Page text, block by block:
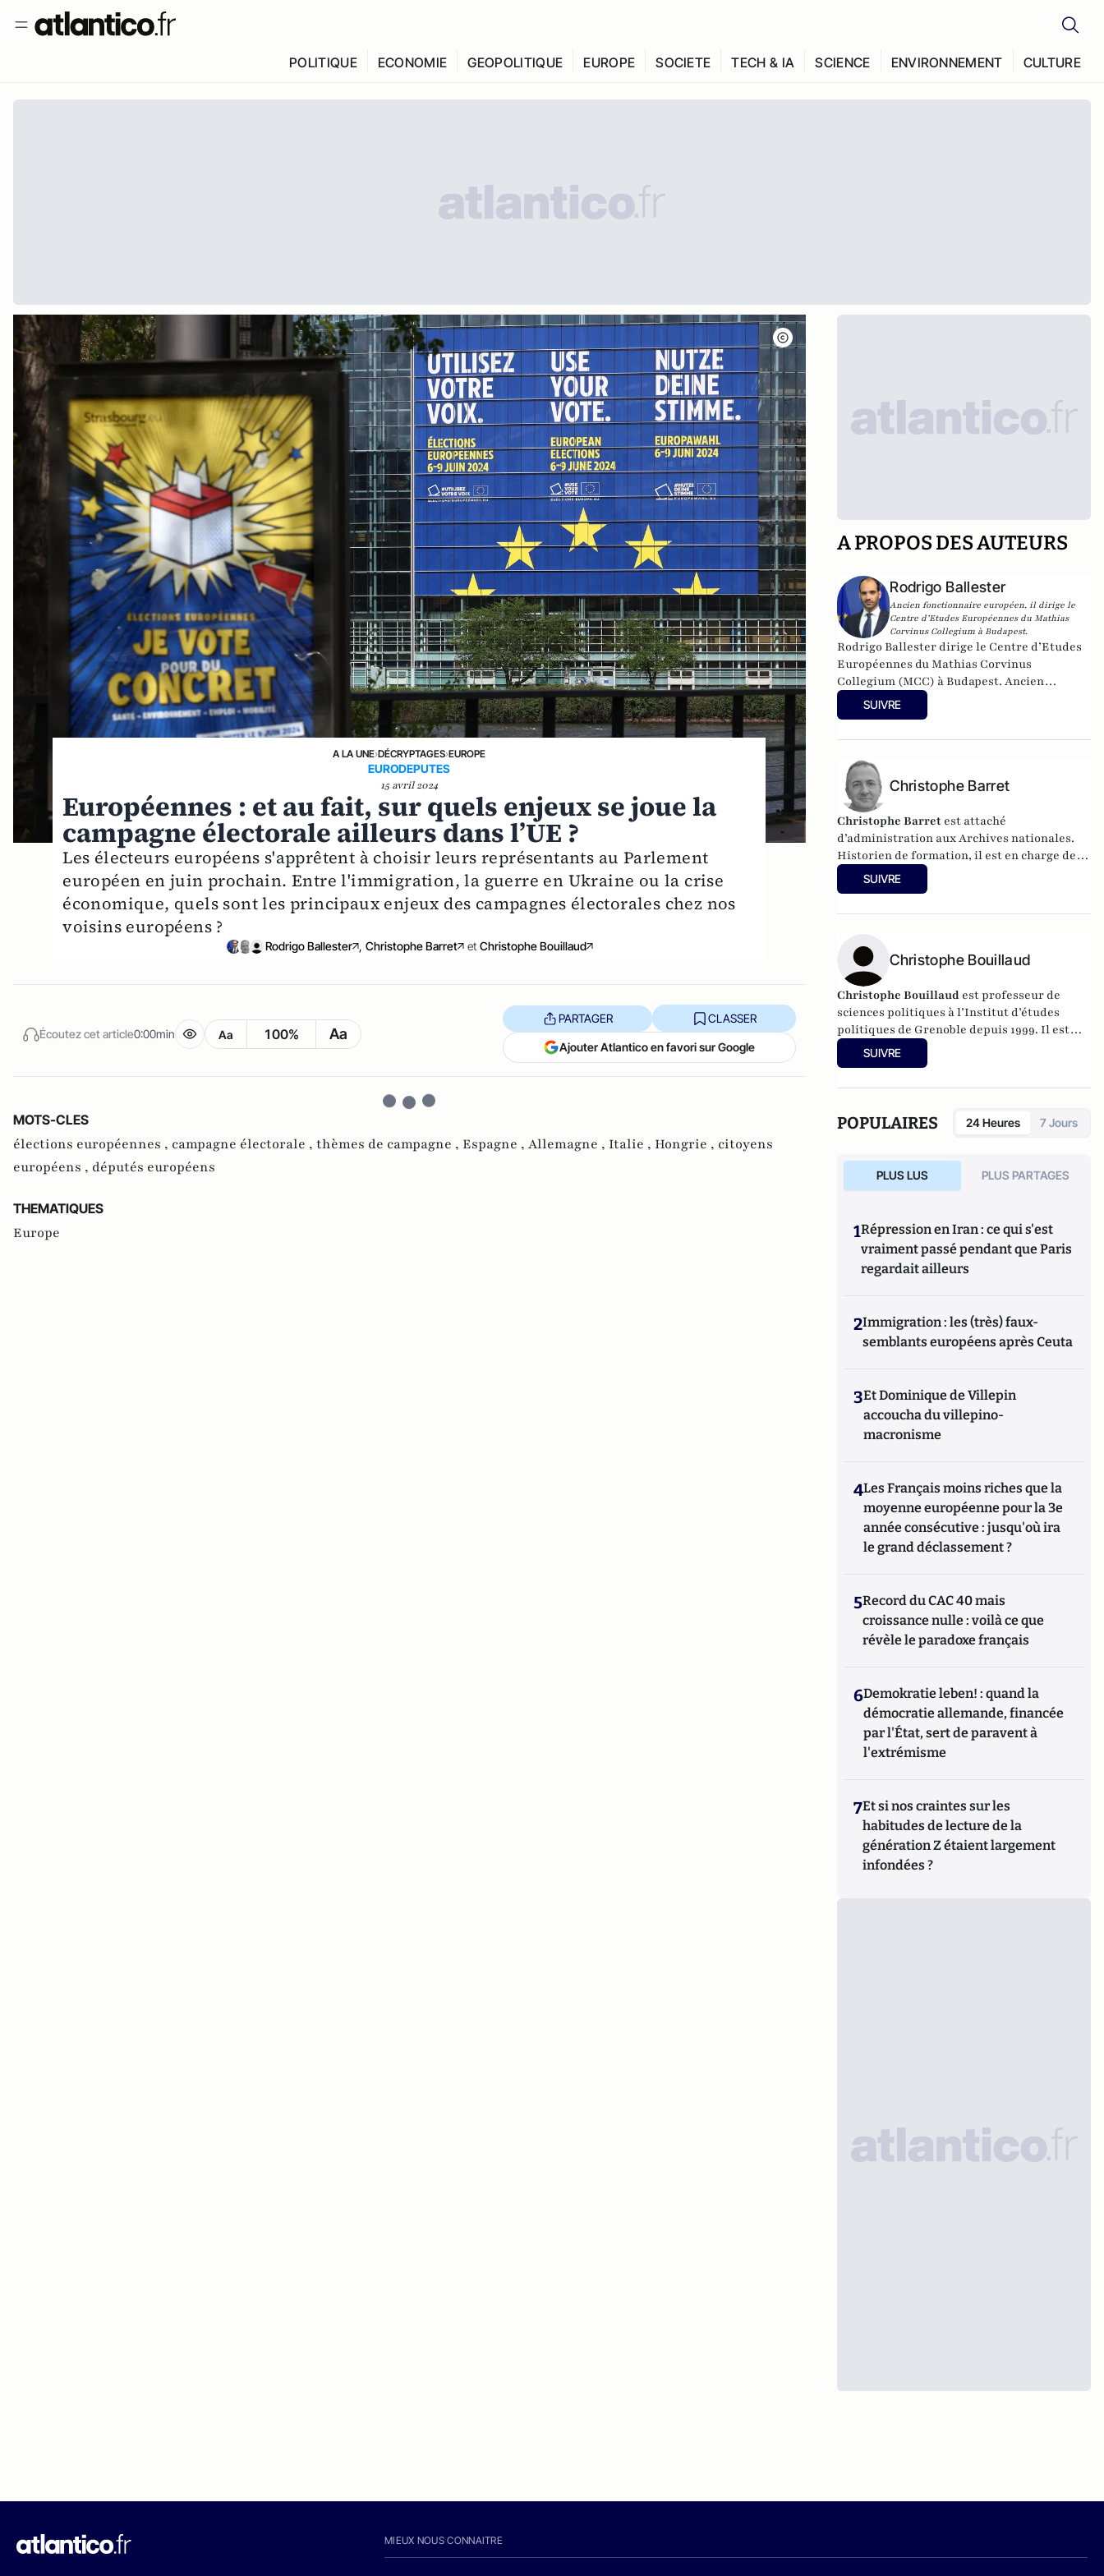
POLITIQUE ECONOMIE GEOPOLITIQUE EUROPE SOCIETE TECH & IA SCIENCE ENVIRONNEMENT CULTURE
A LA UNE›DÉCRYPTAGES›EUROPE
EURODEPUTES
15 avril 2024
Européennes : et au fait, sur quels enjeux se joue la
campagne électorale ailleurs dans l’UE ?
Les électeurs européens s'apprêtent à choisir leurs représentants au Parlement
européen en juin prochain. Entre l'immigration, la guerre en Ukraine ou la crise
économique, quels sont les principaux enjeux des campagnes électorales chez nos
voisins européens ?
Rodrigo Ballester , Christophe Barret et Christophe Bouillaud
Écoutez cet article0:00min Aa 100% Aa
PARTAGER CLASSER
Ajouter Atlantico en favori sur Google
MOTS-CLES
élections européennes , campagne électorale , thèmes de campagne , Espagne , Allemagne , Italie , Hongrie , citoyens
européens , députés européens
THEMATIQUES
Europe
A PROPOS DES AUTEURS
Rodrigo Ballester
Ancien fonctionnaire européen, il dirige le
Centre d’Etudes Européennes du Mathias
Corvinus Collegium à Budapest.
Rodrigo Ballester dirige le Centre d’Etudes
Européennes du Mathias Corvinus
Collegium (MCC) à Budapest. Ancien
fonctionnaire européen issu du Collège
d’Europe, il a notamment été membre de
@rodballester
SUIVRE
Christophe Barret
Christophe Barret est attaché
d’administration aux Archives nationales.
Historien de formation, il est en charge de
projets éducatifs interculturels, notamment
entre la France et l'Espagne, et est l'auteur
SUIVRE
Christophe Bouillaud
Christophe Bouillaud est professeur de
sciences politiques à l’Institut d’études
politiques de Grenoble depuis 1999. Il est
spécialiste à la fois de la vie politique
italienne, et de la vie politique européenne,
SUIVRE
POPULAIRES 24 Heures 7 Jours
PLUS LUS PLUS PARTAGES
1Répression en Iran : ce qui s'est
vraiment passé pendant que Paris
regardait ailleurs
2Immigration : les (très) faux-
semblants européens après Ceuta
3Et Dominique de Villepin
accoucha du villepino-
macronisme
4Les Français moins riches que la
moyenne européenne pour la 3e
année consécutive : jusqu'où ira
le grand déclassement ?
5Record du CAC 40 mais
croissance nulle : voilà ce que
révèle le paradoxe français
6Demokratie leben! : quand la
démocratie allemande, financée
par l'État, sert de paravent à
l'extrémisme
7Et si nos craintes sur les
habitudes de lecture de la
génération Z étaient largement
infondées ?
MIEUX NOUS CONNAITRE